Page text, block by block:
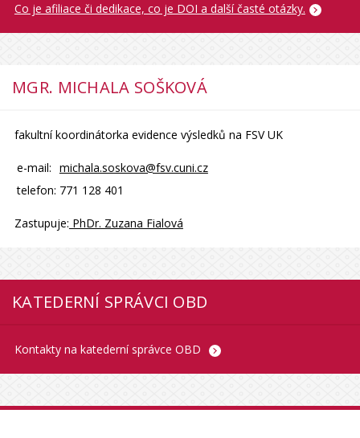
Co je afiliace či dedikace, co je DOI a další časté otázky.
MGR. MICHALA SOŠKOVÁ
fakultní koordinátorka evidence výsledků na FSV UK
e-mail: michala.soskova@fsv.cuni.cz
telefon: 771 128 401
Zastupuje: PhDr. Zuzana Fialová
KATEDERNÍ SPRÁVCI OBD
Kontakty na katederní správce OBD